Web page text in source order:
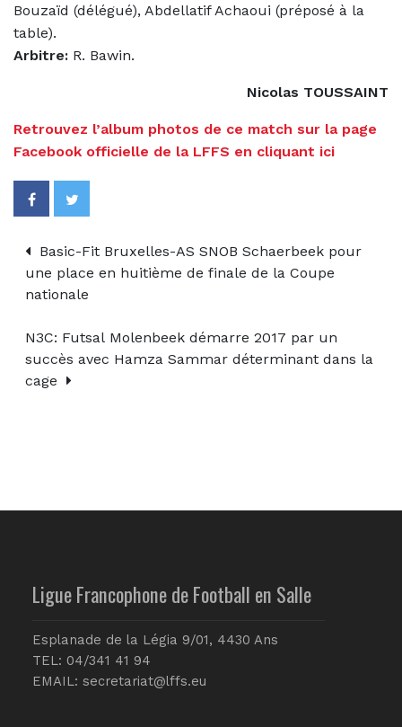
Bouzaïd (délégué), Abdellatif Achaoui (préposé à la
table).
Arbitre: R. Bawin.
Nicolas TOUSSAINT
Retrouvez l’album photos de ce match sur la page
Facebook officielle de la LFFS en cliquant ici
Basic-Fit Bruxelles-AS SNOB Schaerbeek pour
une place en huitième de finale de la Coupe
nationale
N3C: Futsal Molenbeek démarre 2017 par un
succès avec Hamza Sammar déterminant dans la
cage
Ligue Francophone de Football en Salle
Esplanade de la Légia 9/01, 4430 Ans
TEL: 04/341 41 94
EMAIL: secretariat@lffs.eu